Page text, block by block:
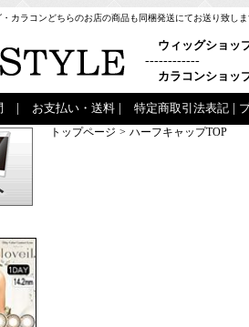
カラコンどちらのお店の商品も同梱発送にてお送り致し
ウィッグショッ
------------
カラコンショッ
お支払い・送料 特定商取引法表記
トップページ > ハーフキャップTOP